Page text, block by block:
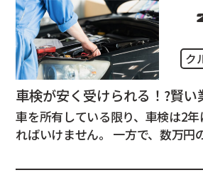
検の点検項目や必要書類、予約の
ク
車検が安く受けられる！?賢
車を所有している限り、車検は2
ればいけません。 一方で、数万円の大きな出費となる
は車検を安く受けたい方に向けて